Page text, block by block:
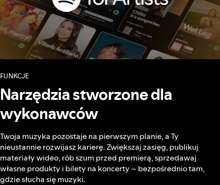
FUNKCJE
Narzędzia stworzone dla
wykonawców
Twoja muzyka pozostaje na pierwszym planie, a Ty
nieustannie rozwijasz karierę. Zwiększaj zasięg, publikuj
materiały wideo, rób szum przed premierą, sprzedawaj
własne produkty i bilety na koncerty – bezpośrednio tam,
gdzie słucha się muzyki.